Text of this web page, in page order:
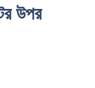
উপর